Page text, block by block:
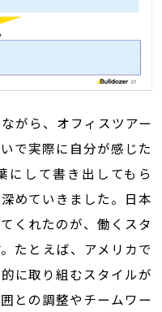
がら、オフィスツアー
で実際に自分が感じた
にして書き出してもら
めていきました。日本
くれたのが、働くスタ
たとえば、アメリカで
に取り組むスタイルが
との調整やチームワー